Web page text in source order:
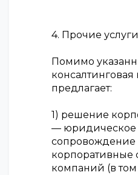
4. Прочие услуги
Помимо
предлагает:
1) решение
— юридическое
сопровождение
корпоративные
компаний (в